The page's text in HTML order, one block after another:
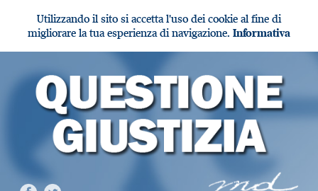
Utilizzando il sito si accetta l'uso dei cookie al fine di
migliorare la tua esperienza di navigazione. Informativa